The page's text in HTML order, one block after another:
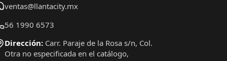
ventas@llantacity.mx
56 1990 6573
Dirección: Carr. Paraje de la Rosa s/n, Col.
Otra no especificada en el catálogo,